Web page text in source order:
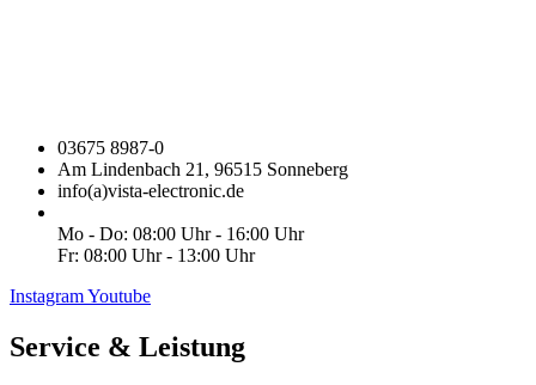
03675 8987-0
Am Lindenbach 21, 96515 Sonneberg
info(a)vista-electronic.de
Mo - Do: 08:00 Uhr - 16:00 Uhr
Fr: 08:00 Uhr - 13:00 Uhr
InstagramYoutube
Service & Leistung